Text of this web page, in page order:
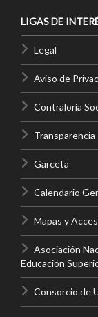
LIGAS DE
Legal
Aviso de
Contraloría
Transparencia
Garceta
Calendario
Mapas y
Asociación
Educación
Consorcio de